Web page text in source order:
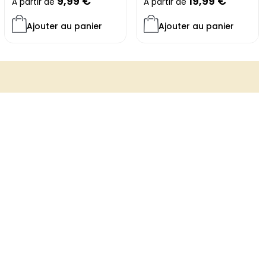
décoration intérieure audacieuse, cette affiche murale
Ajouter au panier Ajouter au panier